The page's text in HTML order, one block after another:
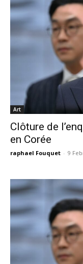
Art
Clôture de
en Corée
raphael Fouquet - 9